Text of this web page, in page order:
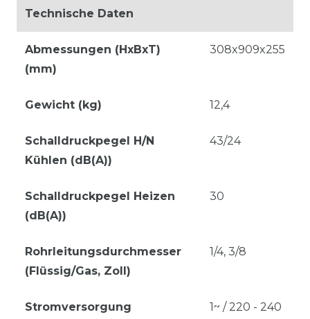
Technische Daten
Abmessungen (HxBxT)
(mm)
308x909x255
Gewicht (kg) 12,4
Schalldruckpegel H/N
Kühlen (dB(A))
43/24
Schalldruckpegel Heizen
(dB(A))
30
Rohrleitungsdurchmesser
(Flüssig/Gas, Zoll)
1/4, 3/8
Stromversorgung
1~ / 220 - 240